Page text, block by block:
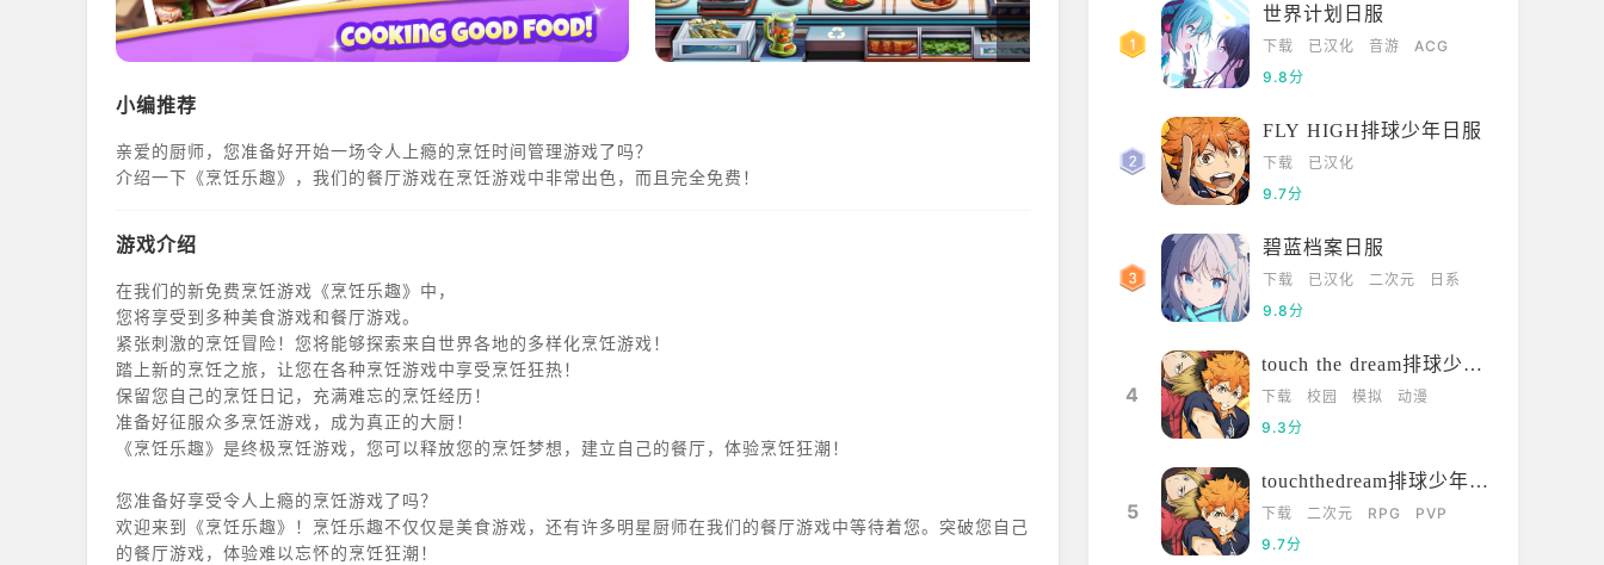
小编推荐
亲爱的厨师，您准备好开始一场令人上瘾的烹饪时间管理游戏了吗？
介绍一下《烹饪乐趣》，我们的餐厅游戏在烹饪游戏中非常出色，而且完全免费！
游戏介绍
在我们的新免费烹饪游戏《烹饪乐趣》中，
您将享受到多种美食游戏和餐厅游戏。
紧张刺激的烹饪冒险！您将能够探索来自世界各地的多样化烹饪游戏！
踏上新的烹饪之旅，让您在各种烹饪游戏中享受烹饪狂热！
保留您自己的烹饪日记，充满难忘的烹饪经历！
准备好征服众多烹饪游戏，成为真正的大厨！
《烹饪乐趣》是终极烹饪游戏，您可以释放您的烹饪梦想，建立自己的餐厅，体验烹饪狂潮！
您准备好享受令人上瘾的烹饪游戏了吗？
欢迎来到《烹饪乐趣》！烹饪乐趣不仅仅是美食游戏，还有许多明星厨师在我们的餐厅游戏中等待着您。突破您自己
的餐厅游戏，体验难以忘怀的烹饪狂潮！
世界计划日服
下载 已汉化 音游
ACG
9.8分
FLY HIGH排球少年日服
下载
已汉化
9.7分
碧蓝档案日服
下载 已汉化 二次元
日系
9.8分
4
touch the dream排球少年韩服
下载 校园 模拟
动漫
9.3分
5
touchthedream排球少年日服
下载 二次元 RPG
PVP
9.7分